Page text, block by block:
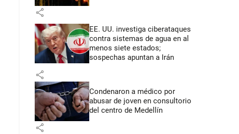
share
EE. UU. investiga ciberataques
contra sistemas de agua en al
menos siete estados;
sospechas apuntan a Irán
share
Condenaron a médico por
abusar de joven en consultorio
del centro de Medellín
share